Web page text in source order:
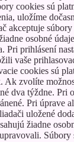
cookies sú
uložíme
akceptuje
osobné
Pri prihlásení
vaše
cookies sú
Ak zvolíte
dva týždne. Pri
Pri úprave
uložené
žiadne
Súbory